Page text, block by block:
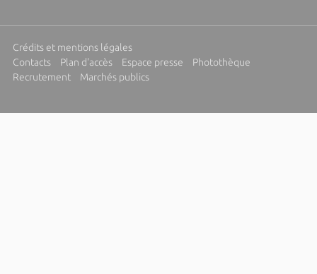
Crédits et mentions légales
Contacts
Plan d'accès Espace presse
Photothèque
Recrutement
Marchés publics